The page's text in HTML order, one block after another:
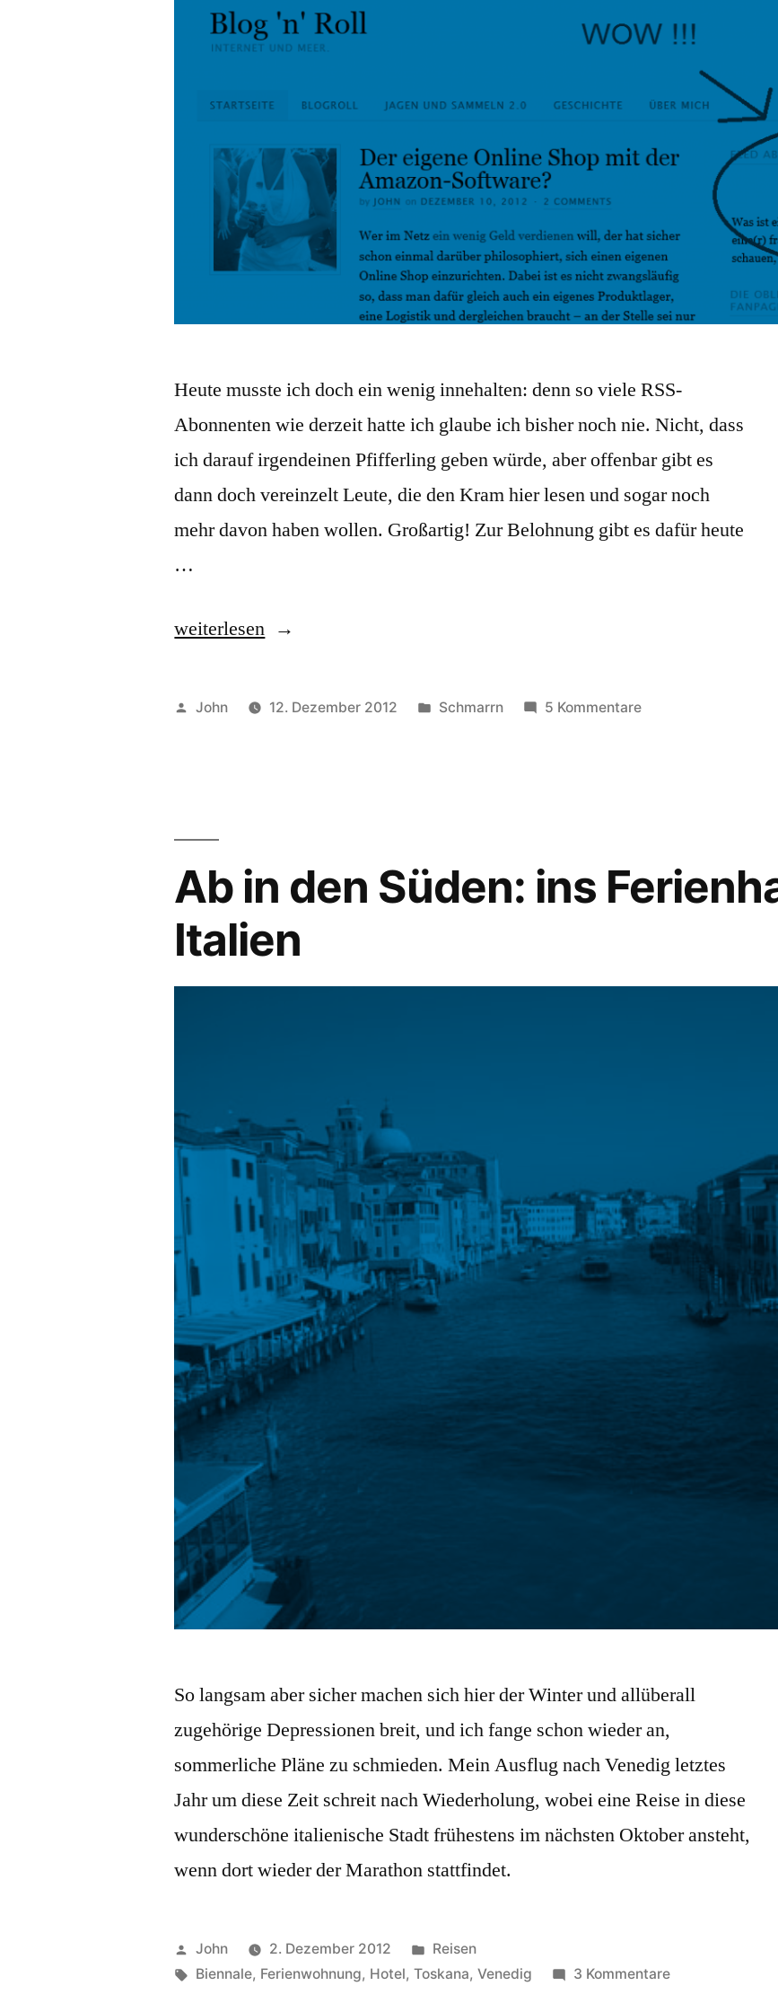
Heute musste ich doch ein wenig innehalten: denn so viele RSS-
Abonnenten wie derzeit hatte ich glaube ich bisher noch nie. Nicht, dass
ich darauf irgendeinen Pfifferling geben würde, aber offenbar gibt es
dann doch vereinzelt Leute, die den Kram hier lesen und sogar noch
mehr davon haben wollen. Großartig! Zur Belohnung gibt es dafür heute
…
„80
Feed-
weiterlesen
Veröffentlicht
John 12. Dezember 2012
Veröffentlicht
Schmarrn 5 Kommentarezu
Ab in den Süden: ins
Italien
So langsam aber sicher machen sich hier der Winter und allüberall
zugehörige Depressionen breit, und ich fange schon wieder an,
sommerliche Pläne zu schmieden. Mein Ausflug nach Venedig letztes
Jahr um diese Zeit schreit nach Wiederholung, wobei eine Reise in diese
wunderschöne italienische Stadt frühestens im nächsten Oktober ansteht,
wenn dort wieder der Marathon stattfindet.
Veröffentlicht
von
John 2. Dezember 2012
Veröffentlicht
in
Reisen
Schlagwörter:
Biennale, Ferienwohnung, Hotel,Toskana,Venedig 3 Kommentarezu